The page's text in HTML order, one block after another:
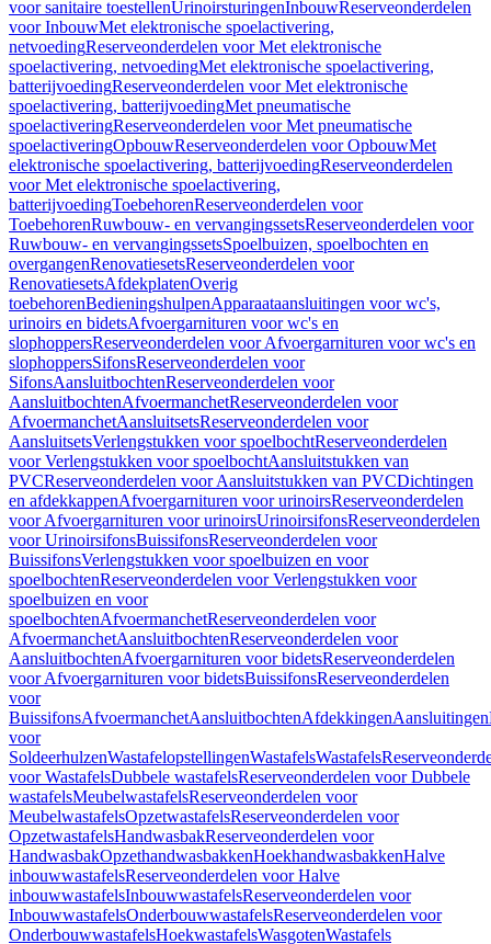
voor sanitaire toestellenUrinoirsturingenInbouwReserveonderdelen
voor InbouwMet elektronische spoelactivering,
netvoedingReserveonderdelen voor Met elektronische
spoelactivering, netvoedingMet elektronische spoelactivering,
batterijvoedingReserveonderdelen voor Met elektronische
spoelactivering, batterijvoedingMet pneumatische
spoelactiveringReserveonderdelen voor Met pneumatische
spoelactiveringOpbouwReserveonderdelen voor OpbouwMet
elektronische spoelactivering, batterijvoedingReserveonderdelen
voor Met elektronische spoelactivering,
batterijvoedingToebehorenReserveonderdelen voor
ToebehorenRuwbouw- en vervangingssetsReserveonderdelen voor
Ruwbouw- en vervangingssetsSpoelbuizen, spoelbochten en
overgangenRenovatiesetsReserveonderdelen voor
RenovatiesetsAfdekplatenOverig
toebehorenBedieningshulpenApparaataansluitingen voor wc's,
urinoirs en bidetsAfvoergarnituren voor wc's en
slophoppersReserveonderdelen voor Afvoergarnituren voor wc's en
slophoppersSifonsReserveonderdelen voor
SifonsAansluitbochtenReserveonderdelen voor
AansluitbochtenAfvoermanchetReserveonderdelen voor
AfvoermanchetAansluitsetsReserveonderdelen voor
AansluitsetsVerlengstukken voor spoelbochtReserveonderdelen
voor Verlengstukken voor spoelbochtAansluitstukken van
PVCReserveonderdelen voor Aansluitstukken van PVCDichtingen
en afdekkappenAfvoergarnituren voor urinoirsReserveonderdelen
voor Afvoergarnituren voor urinoirsUrinoirsifonsReserveonderdelen
voor UrinoirsifonsBuissifonsReserveonderdelen voor
BuissifonsVerlengstukken voor spoelbuizen en voor
spoelbochtenReserveonderdelen voor Verlengstukken voor
spoelbuizen en voor
spoelbochtenAfvoermanchetReserveonderdelen voor
AfvoermanchetAansluitbochtenReserveonderdelen voor
AansluitbochtenAfvoergarnituren voor bidetsReserveonderdelen
voor Afvoergarnituren voor bidetsBuissifonsReserveonderdelen
voor
BuissifonsAfvoermanchetAansluitbochtenAfdekkingenAansluitingen
voor
SoldeerhulzenWastafelopstellingenWastafelsWastafels
voor WastafelsDubbele wastafelsReserveonderdelen voor Dubbele
wastafelsMeubelwastafelsReserveonderdelen voor
MeubelwastafelsOpzetwastafelsReserveonderdelen voor
OpzetwastafelsHandwasbakReserveonderdelen voor
HandwasbakOpzethandwasbakkenHoekhandwasbakkenHalve
inbouwwastafelsReserveonderdelen voor Halve
inbouwwastafelsInbouwwastafelsReserveonderdelen voor
InbouwwastafelsOnderbouwwastafelsReserveonderdelen voor
OnderbouwwastafelsHoekwastafelsWasgotenWastafels